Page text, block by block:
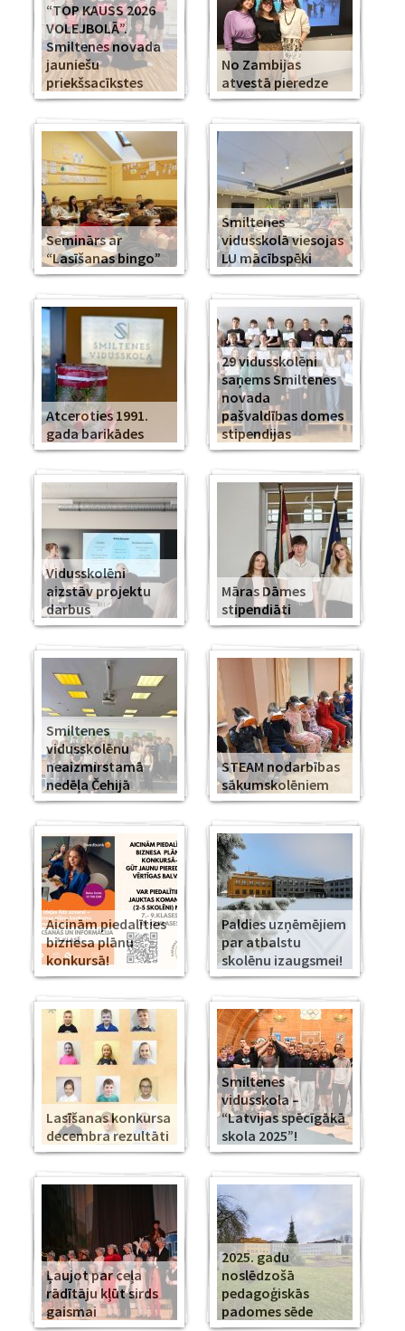
“TOP KAUSS 2026
VOLEJBOLĀ”.
Smiltenes novada
jauniešu
priekšsacīkstes
No Zambijas
atvestā pieredze
Seminārs ar
“Lasīšanas bingo”
Smiltenes
vidusskolā viesojas
LU mācībspēki
Atceroties 1991.
gada barikādes
29 vidusskolēni
saņems Smiltenes
novada
pašvaldības domes
stipendijas
Vidusskolēni
aizstāv projektu
darbus
Māras Dāmes
stipendiāti
Smiltenes
vidusskolēnu
neaizmirstamā
nedēļa Čehijā
STEAM nodarbības
sākumskolēniem
Aicinām piedalīties
biznesa plānu
konkursā!
Paldies uzņēmējiem
par atbalstu
skolēnu izaugsmei!
Lasīšanas konkursa
decembra rezultāti
Smiltenes
vidusskola –
“Latvijas spēcīgākā
skola 2025”!
Ļaujot par ceļa
rādītāju kļūt sirds
gaismai
2025. gadu
noslēdzošā
pedagoģiskās
padomes sēde